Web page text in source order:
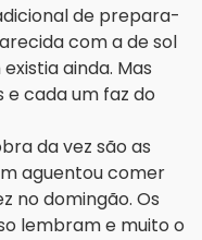
de prepara-
com a de sol
ainda. Mas
e cada um faz do
da vez são as
aguentou comer
no domingão. Os
lembram e muito o